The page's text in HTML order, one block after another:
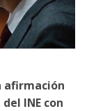
afirmación
INE con